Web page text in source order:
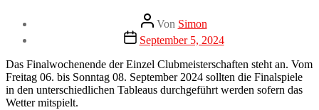
Beitragsautor
Von Simon
Veröffentlichungsdatum
September 5, 2024
Das Finalwochenende der Einzel Clubmeisterschaften steht an. Vom
Freitag 06. bis Sonntag 08. September 2024 sollten die Finalspiele
in den unterschiedlichen Tableaus durchgeführt werden sofern das
Wetter mitspielt.